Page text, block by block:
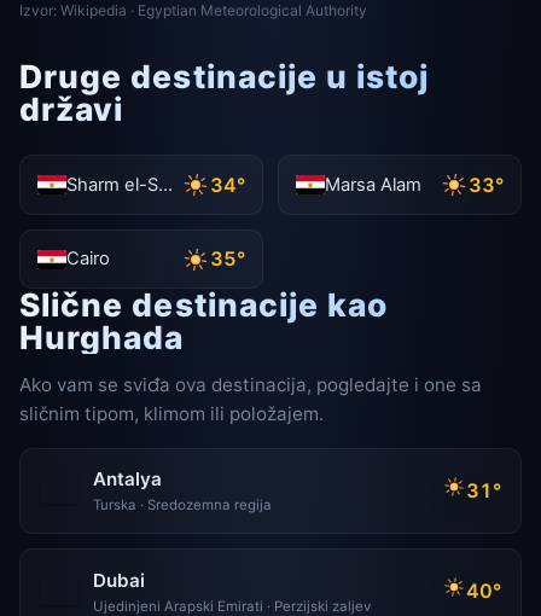
Izvor: Wikipedia · Egyptian Meteorological Authority
Druge destinacije u istoj
državi
Sharm el-Sheikh 34° Marsa Alam 33°
Cairo 35°
Slične destinacije kao
Hurghada
Ako vam se sviđa ova destinacija, pogledajte i one sa
sličnim tipom, klimom ili položajem.
Antalya
Turska · Sredozemna regija
31°
Dubai
Ujedinjeni Arapski Emirati · Perzijski zaljev
40°